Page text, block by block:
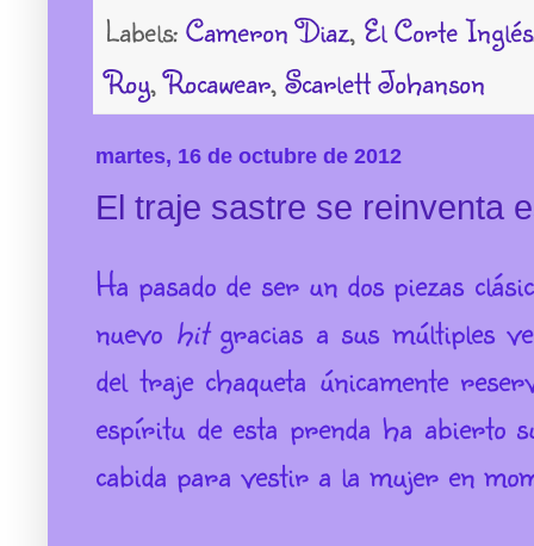
Labels: Cameron Diaz, El Corte Inglés
Roy,Rocawear, Scarlett Johanson
martes, 16 de octubre de 2012
El traje sastre se reinventa
Ha pasado de ser un dos piezas
nuevo hitgracias a sus múltiples
del traje chaqueta únicamente
espíritu de esta prenda ha abierto
cabida para vestir a la mujer en